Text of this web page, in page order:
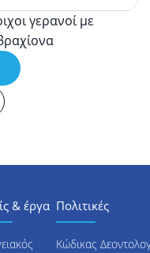
γερανοί με
& έργα Πολιτικές
Κώδικας